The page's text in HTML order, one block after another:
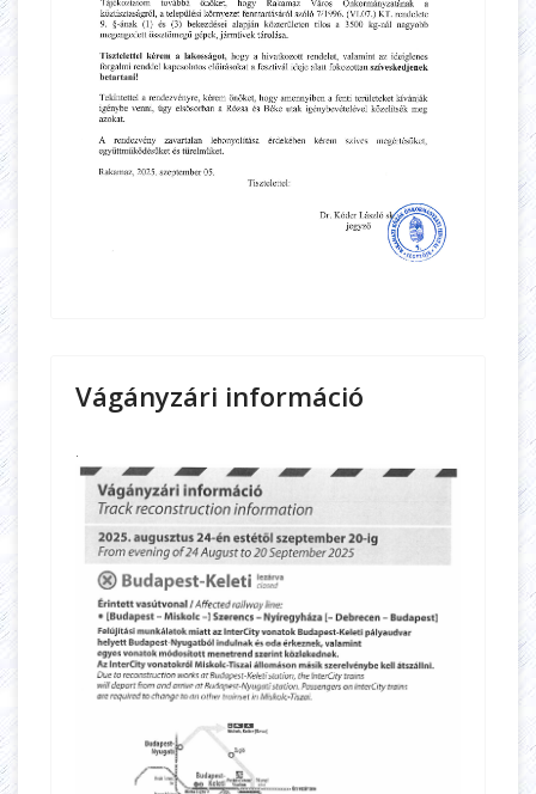
Vágányzári információ
.